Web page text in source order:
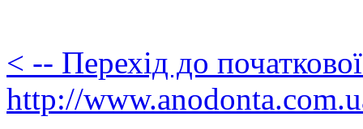
< -- Перехід до
http://